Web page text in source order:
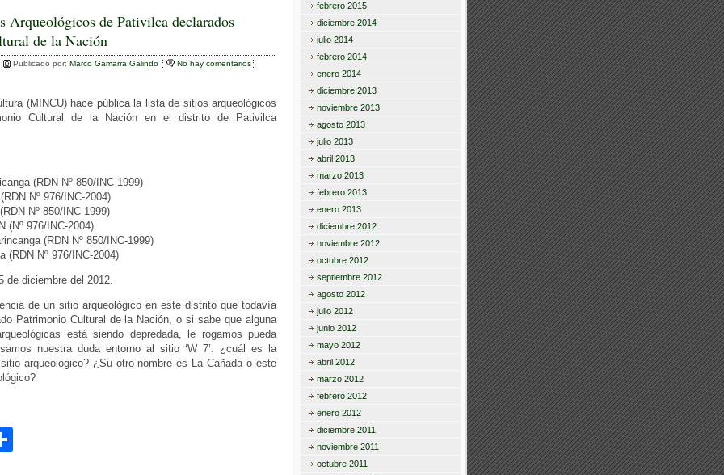
m
p
ar
tir
Arqueológicos de Pativilca declarados
de la Nación
Publicado por: Marco Gamarra Galindo
No hay comentarios
(MINCU) hace pública la lista de sitios arqueológicos
Cultural de la Nación en el distrito de Pativilca
(RDN Nº 850/INC-1999)
Nº 976/INC-2004)
Nº 850/INC-1999)
(Nº 976/INC-2004)
(RDN Nº 850/INC-1999)
(RDN Nº 976/INC-2004)
de diciembre del 2012.
de un sitio arqueológico en este distrito que todavía
Patrimonio Cultural de la Nación, o si sabe que alguna
está siendo depredada, le rogamos pueda
nuestra duda entorno al sitio ‘W 7’: ¿cuál es la
arqueológico? ¿Su otro nombre es La Cañada o este
febrero 2015
diciembre 2014
julio 2014
febrero 2014
enero 2014
diciembre 2013
noviembre 2013
agosto 2013
julio 2013
abril 2013
marzo 2013
febrero 2013
enero 2013
diciembre 2012
noviembre 2012
octubre 2012
septiembre 2012
agosto 2012
julio 2012
junio 2012
mayo 2012
abril 2012
marzo 2012
febrero 2012
enero 2012
diciembre 2011
noviembre 2011
octubre 2011